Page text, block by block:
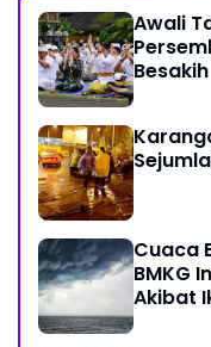
Awali
Besakih
Cuaca
BMKG
Akibat